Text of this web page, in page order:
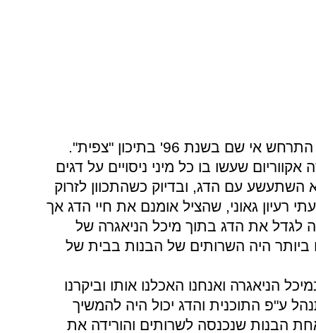
בשנת 96' בתיכון "צפית".
שעשו בו כל מיני ניסויים על דגים
השתעשע עם הדג, ובדיוק כשהתכוון לזרוק
רעיון גאוני, שהציל אומנם את חיי הדג אך
לגדל את הדג בתוך מיכל הניאגרה של
היה השרותים של הבנות בבית של
הניאגרה ואנחנו האכלנו אותו וביקרנו
ע"פ התוכנית והדג יכול היה להמשיך
הבנות שנכנסה לשרותים והורידה את